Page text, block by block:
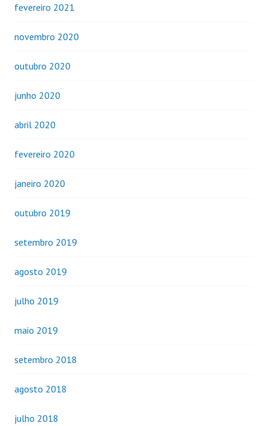
fevereiro 2021
novembro 2020
outubro 2020
junho 2020
abril 2020
fevereiro 2020
janeiro 2020
outubro 2019
setembro 2019
agosto 2019
julho 2019
maio 2019
setembro 2018
agosto 2018
julho 2018